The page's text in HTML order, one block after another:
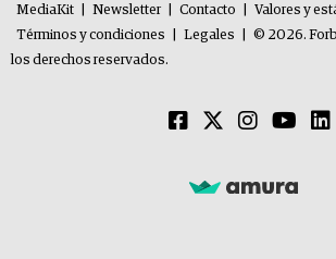
MediaKit Newsletter Contacto Valores y
Términos y condiciones
Legales
© 2026.
los derechos reservados.